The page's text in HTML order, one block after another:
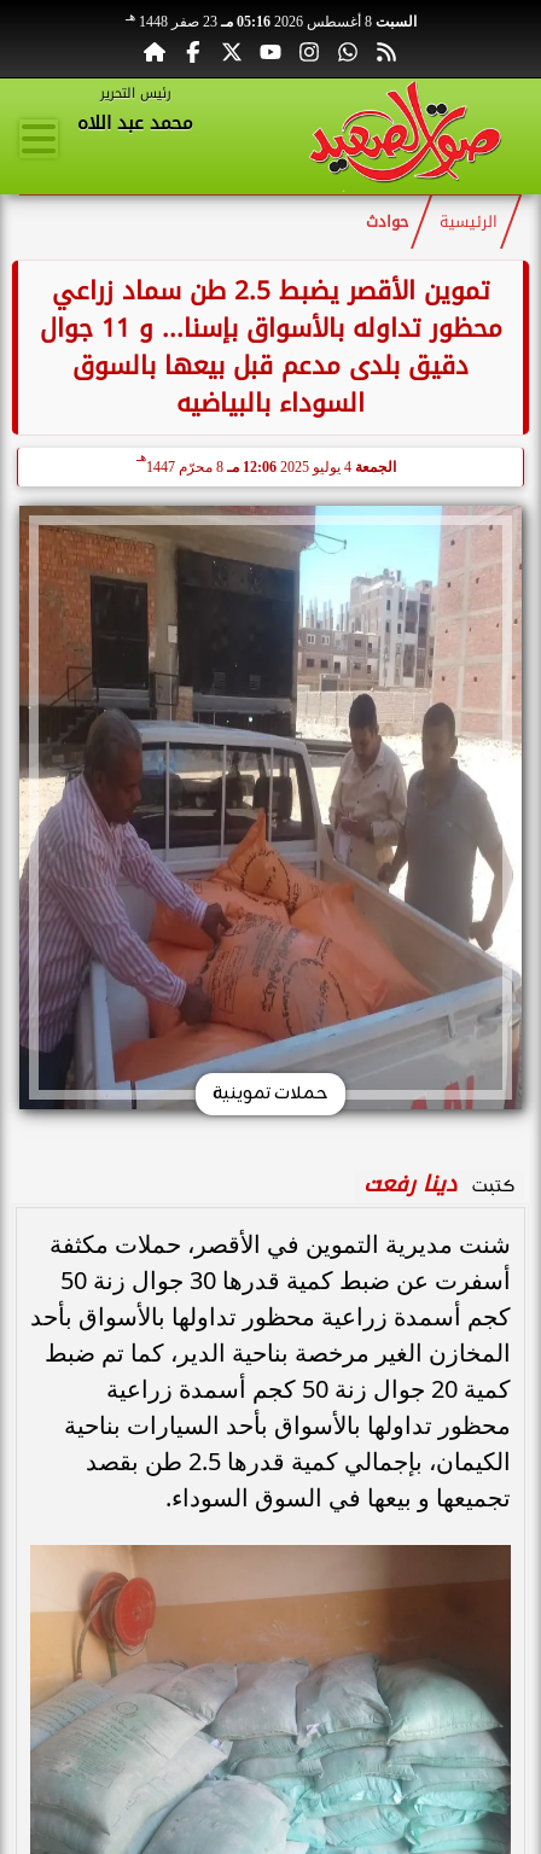
السبت 8 أغسطس 2026 05:16 مـ 23 صفر 1448 هـ
رئيس التحرير
محمد عبد اللاه
الرئيسية حوادث
تموين الأقصر يضبط 2.5 طن سماد زراعي
محظور تداوله بالأسواق بإسنا... و 11 جوال
دقيق بلدى مدعم قبل بيعها بالسوق
السوداء بالبياضيه
الجمعة 4 يوليو 2025 12:06 مـ 8 محرّم 1447
هـ
حملات تموينية
كتبت دينا رفعت
شنت مديرية التموين في الأقصر، حملات مكثفة
أسفرت عن ضبط كمية قدرها 30 جوال زنة 50
كجم أسمدة زراعية محظور تداولها بالأسواق بأحد
المخازن الغير مرخصة بناحية الدير، كما تم ضبط
كمية 20 جوال زنة 50 كجم أسمدة زراعية
محظور تداولها بالأسواق بأحد السيارات بناحية
الكيمان، بإجمالي كمية قدرها 2.5 طن بقصد
تجميعها و بيعها في السوق السوداء.